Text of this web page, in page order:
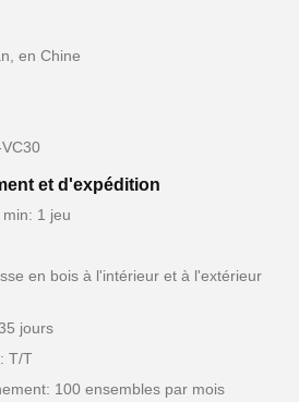
en Chine
et d'expédition
1 jeu
en bois à l'intérieur et à l'extérieur
jours
T/T
100 ensembles par mois